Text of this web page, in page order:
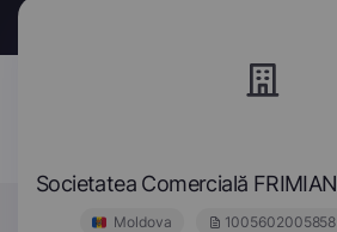
Societatea Comercială
Moldova 1005602005858